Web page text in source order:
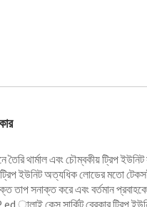
থার্মাল এবং চৌম্বকীয় ট্রিপ
ট্রিপ ইউনিট অত্যধিক লোডের মতো
তাপ সনাক্ত করে এবং বর্তমান প্রবাহকে
ালাই কেস সার্কিট ব্রেকার ট্রিপ